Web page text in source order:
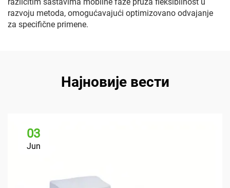
razvoju metoda, omogućavajući optimizovano odvajanje
za specifične primene.
Најновије вести
03
Jun